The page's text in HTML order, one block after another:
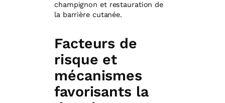
champignon et restauration de
la barrière cutanée.
Facteurs de
risque et
mécanismes
favorisants la